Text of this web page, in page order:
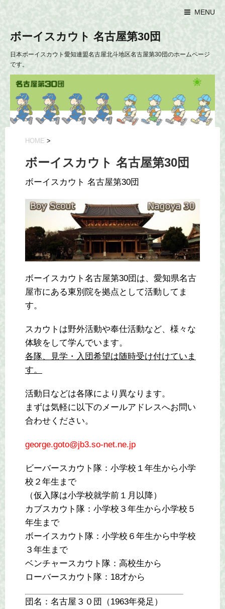
MENU
ボーイスカウト 名古屋第30団
日本ボーイスカウト愛知連盟名古屋北斗地区名古屋第30団のホームページ
です。
HOME >
ボーイスカウト 名古屋第30団
ボーイスカウト 名古屋第30団
ボーイスカウト名古屋第30団は、愛知県名古
屋市にある東別院を拠点として活動してま
す。
スカウトは野外活動や奉仕活動など、様々な
体験をして学んでいます。
各隊、見学・入団希望は随時受け付けていま
す。
活動日などは各隊により異なります。
まずは気軽に以下のメールアドレスへお問い
合わせください。
george.goto@jb3.so-net.ne.jp
ビーバースカウト隊：小学校１年生から小学
校２年生まで
（仮入隊は小学校就学前１月以降）
カブスカウト隊：小学校３年生から小学校５
年生まで
ボーイスカウト隊：小学校６年生から中学校
３年生まで
ベンチャースカウト隊：高校生から
ローバースカウト隊：18才から
団名：名古屋３０団（1963年発足）